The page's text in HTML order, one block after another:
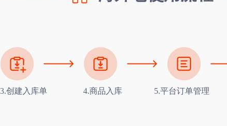
3.创建入库单 4.商品入库 5.平台订单管理